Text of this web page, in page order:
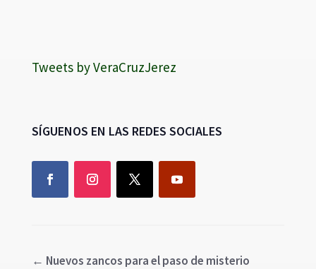
Tweets by VeraCruzJerez
SÍGUENOS EN LAS REDES SOCIALES
← Nuevos zancos para el paso de misterio